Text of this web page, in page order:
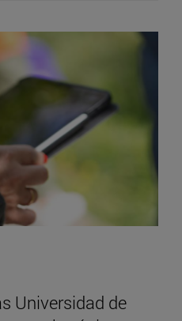
Universidad de